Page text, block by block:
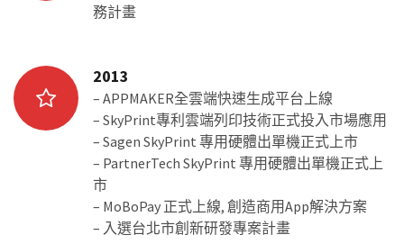
務計畫
2013
– APPMAKER全雲端快速生成平台上線
– SkyPrint專利雲端列印技術正式投入市場應用
– Sagen SkyPrint 專用硬體出單機正式上市
– PartnerTech SkyPrint 專用硬體出單機正式上
市
– MoBoPay 正式上線, 創造商用App解決方案
– 入選台北市創新研發專案計畫